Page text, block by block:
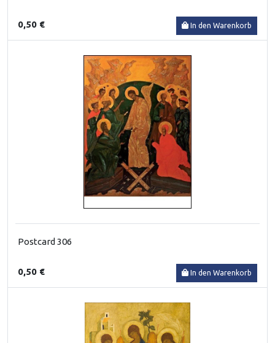
0,50 € In den Warenkorb
Postcard 306
0,50 € In den Warenkorb